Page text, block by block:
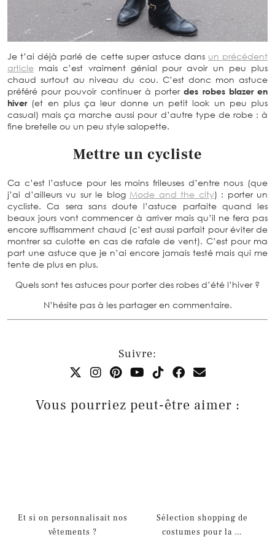
Je t’ai déjà parlé de cette super astuce dans un précédent
article mais c’est vraiment génial pour avoir un peu plus
chaud surtout au niveau du cou. C’est donc mon astuce
préféré pour pouvoir continuer à porterdes robes blazer en
hiver (et en plus ça leur donne un petit look un peu plus
casual) mais ça marche aussi pour d’autre type de robe : à
fine bretelle ou un peu style salopette.
Mettre un cycliste
Ca c’est l’astuce pour les moins frileuses d’entre nous (que
j’ai d’ailleurs vu sur le blog Mode and the city) : porter un
cycliste. Ca sera sans doute l’astuce parfaite quand les
beaux jours vont commencer à arriver mais qu’il ne fera pas
encore suffisamment chaud (c’est aussi parfait pour éviter de
montrer sa culotte en cas de rafale de vent). C’est pour ma
part une astuce que je n’ai encore jamais testé mais qui me
tente de plus en plus.
Quels sont tes astuces pour porter des robes d’été l’hiver ?
N’hésite pas à les partager en commentaire.
Suivre:
Vous pourriez peut-être aimer :
Et si on personnalisait nos
vêtements ?
Sélection shopping de
costumes pour la …